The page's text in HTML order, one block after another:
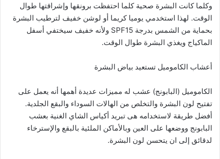
وكلما كانت البشرة صحية كلما احتفظت برونقها وإشراقتها طوال
الوقت. لهذا استخدمي يوميا كريما أو لوشن خفيف لترطيب البشرة
بحماية من الشمس بدرجة SPF15 ولأنه خفيف سيختفي أسفل
الماكياج ويغذي البشرة طوال الوقت.
أعشاب الكاموميل تستعيد بياض البشرة
الكاموميل (البابونج) عشب له مميزات عديدة أهمها أنه يعمل على
تفتيح لون البشرة والتخلص من الهالات السوداء والبقع الجلدية.
أفضل طريقة لاستخدامه هى تبريد أكياس الشاي الغنية بعشب
البابونج ووضعها على العين وبالأماكن الملئية بالبقع والإسترخاء
لدقائق إلى ان يتحسن لون البشرة.